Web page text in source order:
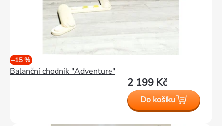
–15 %
Balanční chodník "Adventure"
2 199 Kč
Do košíku